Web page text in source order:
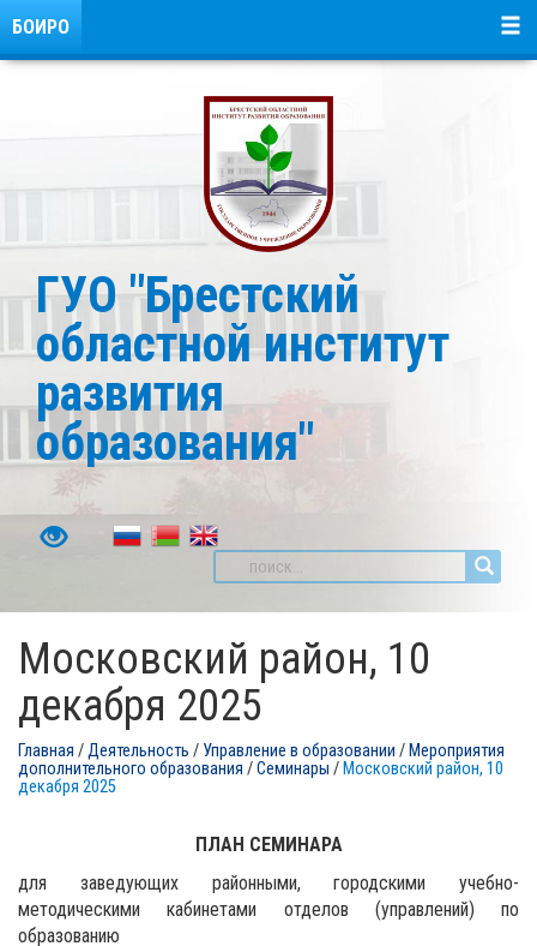
ГУО "Брестский
областной институт
развития
образования"
БОИРО
Московский район, 10
декабря 2025
Главная /Деятельность / Управление в образовании / Мероприятия
дополнительного образования /Семинары / Московский район, 10
декабря 2025
ПЛАН СЕМИНАРА
для заведующих районными, городскими учебно-
методическими кабинетами отделов (управлений) по
образованию